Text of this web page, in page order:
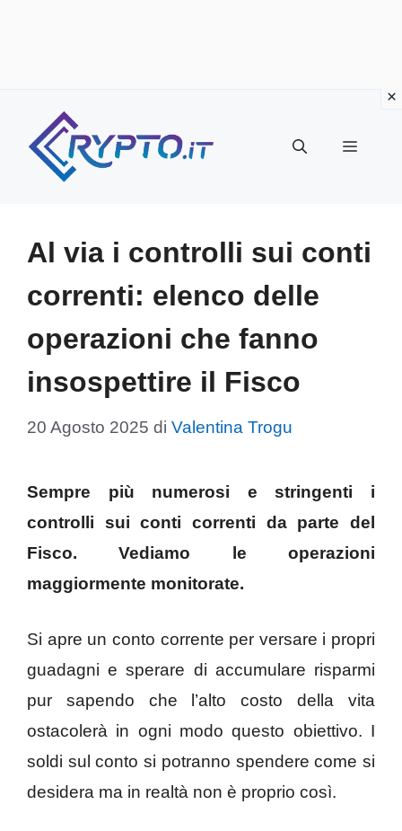
contenuto
Menu
Al via i controlli sui conti
correnti: elenco delle
operazioni che fanno
insospettire il Fisco
20 Agosto 2025 di Valentina Trogu
Sempre più numerosi e stringenti i
controlli sui conti correnti da parte del
Fisco. Vediamo le operazioni
maggiormente monitorate.
Si apre un conto corrente per versare i propri
guadagni e sperare di accumulare risparmi
pur sapendo che l’alto costo della vita
ostacolerà in ogni modo questo obiettivo. I
soldi sul conto si potranno spendere come si
desidera ma in realtà non è proprio così.